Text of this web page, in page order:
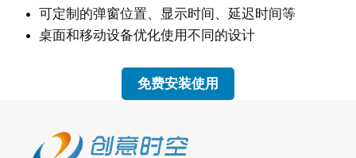
可定制的弹窗位置、显示时间、延迟时间等
桌面和移动设备优化使用不同的设计
免费安装使用